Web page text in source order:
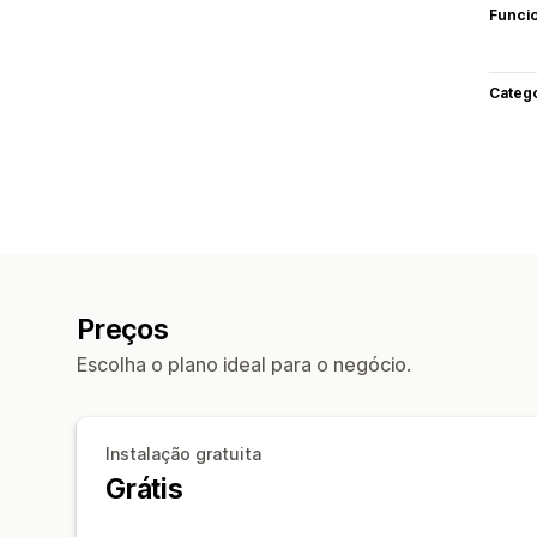
Preços
Escolha o plano ideal para o negócio.
Instalação gratuita
Grátis